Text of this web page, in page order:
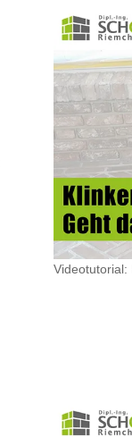
Videotutorial: